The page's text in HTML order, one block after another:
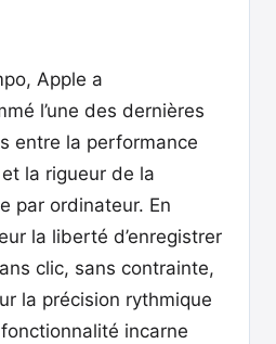
Apple a
l’une des dernières
entre la performance
la rigueur de la
par ordinateur. En
la liberté d’enregistrer
clic, sans contrainte,
la précision rythmique
incarne